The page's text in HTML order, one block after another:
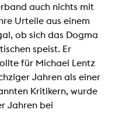
auch nichts mit
Urteile aus einem
ob sich das Dogma
speist. Er
für Michael Lentz
Jahren als einer
Kritikern, wurde
Jahren bei